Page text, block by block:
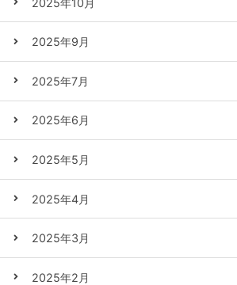
2025年9月
2025年7月
2025年6月
2025年5月
2025年4月
2025年3月
2025年2月